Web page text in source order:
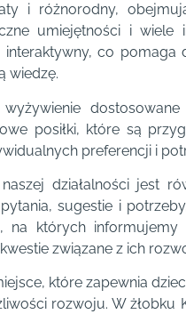
i różnorodny,
umiejętności i
co pomaga
wiedzę.
posiłki, które są
preferencji i
działalności jest
sugestie i
na których
związane z ich
które zapewnia
rozwoju. W żłobku